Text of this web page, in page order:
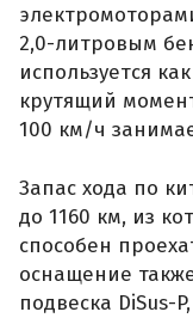
2,0-литровым
используется
крутящий
100 км/ч
Запас хода по
до 1160 км, из
способен
оснащение
подвеска DiSus-